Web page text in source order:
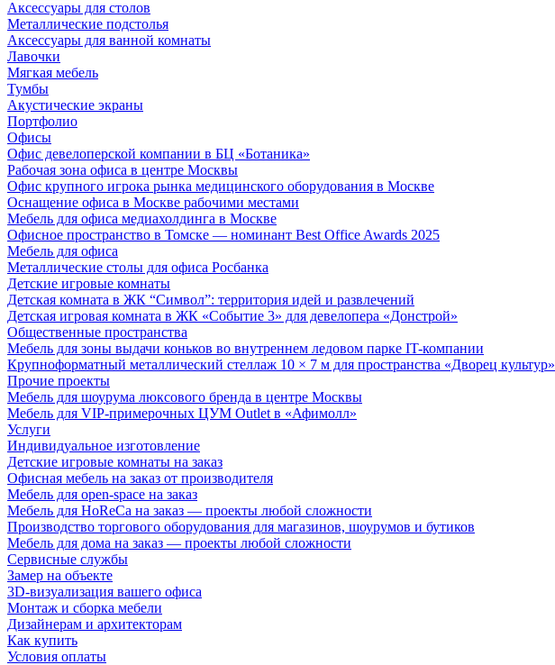
Аксессуары для столов
Металлические подстолья
Аксессуары для ванной комнаты
Лавочки
Мягкая мебель
Тумбы
Акустические экраны
Портфолио
Офисы
Офис девелоперской компании в БЦ «Ботаника»
Рабочая зона офиса в центре Москвы
Офис крупного игрока рынка медицинского оборудования в Москве
Оснащение офиса в Москве рабочими местами
Мебель для офиса медиахолдинга в Москве
Офисное пространство в Томске — номинант Best Office Awards 2025
Мебель для офиса
Металлические столы для офиса Росбанка
Детские игровые комнаты
Детская комната в ЖК “Символ”: территория идей и развлечений
Детская игровая комната в ЖК «Событие 3» для девелопера «Донстрой»
Общественные пространства
Мебель для зоны выдачи коньков во внутреннем ледовом парке IT-компании
Крупноформатный металлический стеллаж 10 × 7 м для пространства «Дворец культур»
Прочие проекты
Мебель для шоурума люксового бренда в центре Москвы
Мебель для VIP-примерочных ЦУМ Outlet в «Афимолл»
Услуги
Индивидуальное изготовление
Детские игровые комнаты на заказ
Офисная мебель на заказ от производителя
Мебель для open-space на заказ
Мебель для HoReCa на заказ — проекты любой сложности
Производство торгового оборудования для магазинов, шоурумов и бутиков
Мебель для дома на заказ — проекты любой сложности
Сервисные службы
Замер на объекте
3D-визуализация вашего офиса
Монтаж и сборка мебели
Дизайнерам и архитекторам
Как купить
Условия оплаты